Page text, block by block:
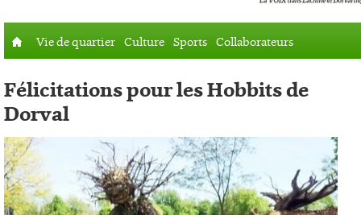
Vie de quartier Culture Sports Collaborateurs
Félicitations pour les Hobbits de
Dorval